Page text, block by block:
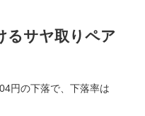
るサヤ取りペア
円の下落で、下落率は